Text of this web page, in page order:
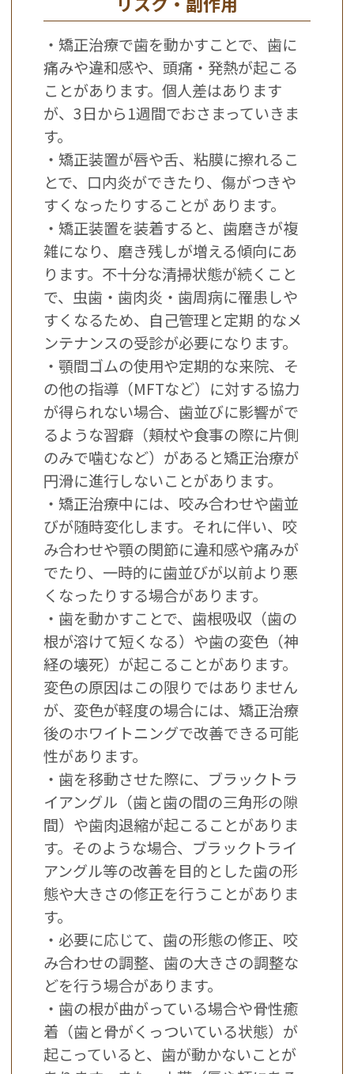
・矯正治療で歯を動かすことで、歯に
痛みや違和感や、頭痛・発熱が起こる
ことがあります。個人差はあります
が、3日から1週間でおさまっていきま
す。
・矯正装置が唇や舌、粘膜に擦れるこ
とで、口内炎ができたり、傷がつきや
すくなったりすることが あります。
・矯正装置を装着すると、歯磨きが複
雑になり、磨き残しが増える傾向にあ
ります。不十分な清掃状態が続くこと
で、虫歯・歯肉炎・歯周病に罹患しや
すくなるため、自己管理と定期 的なメ
ンテナンスの受診が必要になります。
・顎間ゴムの使用や定期的な来院、そ
の他の指導（MFTなど）に対する協力
が得られない場合、歯並びに影響がで
るような習癖（頬杖や食事の際に片側
のみで噛むなど）があると矯正治療が
円滑に進行しないことがあります。
・矯正治療中には、咬み合わせや歯並
びが随時変化します。それに伴い、咬
み合わせや顎の関節に違和感や痛みが
でたり、一時的に歯並びが以前より悪
くなったりする場合があります。
・歯を動かすことで、歯根吸収（歯の
根が溶けて短くなる）や歯の変色（神
経の壊死）が起こることがあります。
変色の原因はこの限りではありません
が、変色が軽度の場合には、矯正治療
後のホワイトニングで改善できる可能
性があります。
・歯を移動させた際に、ブラックトラ
イアングル（歯と歯の間の三角形の隙
間）や歯肉退縮が起こることがありま
す。そのような場合、ブラックトライ
アングル等の改善を目的とした歯の形
態や大きさの修正を行うことがありま
す。
・必要に応じて、歯の形態の修正、咬
み合わせの調整、歯の大きさの調整な
どを行う場合があります。
・歯の根が曲がっている場合や骨性癒
着（歯と骨がくっついている状態）が
起こっていると、歯が動かないことが